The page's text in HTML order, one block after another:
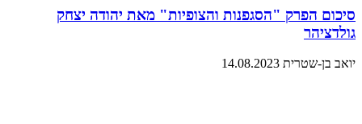
סיכום הפרק "הסגפנות והצופיות" מאת יהודה יצחק
גולדציהר
יואב בן-שטרית 14.08.2023